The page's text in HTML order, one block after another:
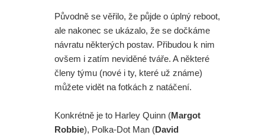
Původně se věřilo, že půjde o úplný reboot,
ale nakonec se ukázalo, že se dočkáme
návratu některých postav. Přibudou k nim
ovšem i zatím neviděné tváře. A některé
členy týmu (nové i ty, které už známe)
můžete vidět na fotkách z natáčení.
Konkrétně je to Harley Quinn (Margot
Robbie), Polka-Dot Man (David